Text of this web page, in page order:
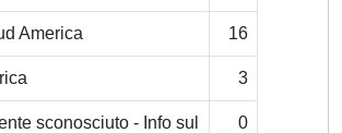
America 16
3
sconosciuto - Info sul
0